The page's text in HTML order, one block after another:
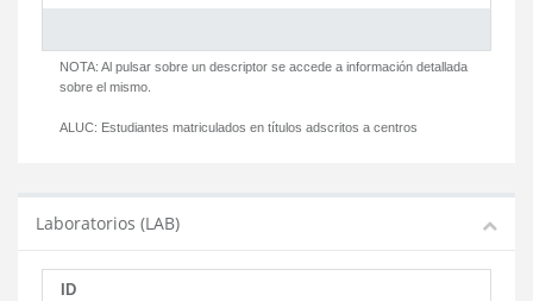
NOTA: Al pulsar sobre un descriptor se accede a información detallada
sobre el mismo.
ALUC: Estudiantes matriculados en títulos adscritos a centros
Laboratorios (LAB)
ID